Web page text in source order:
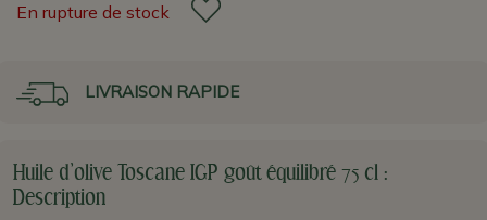
En rupture de stock
LIVRAISON RAPIDE
Huile d'olive Toscane IGP goût équilibré 75 cl :
Description